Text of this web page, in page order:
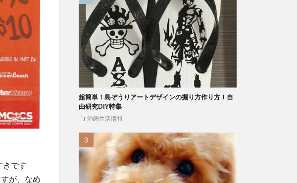
きです
が、なめ
超簡単！島ぞうりアートデザインの掘り方作り方！自
由研究DIY特集
沖縄生活情報